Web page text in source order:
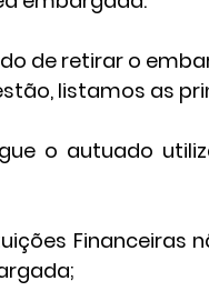
de retirar o
listamos as
o autuado